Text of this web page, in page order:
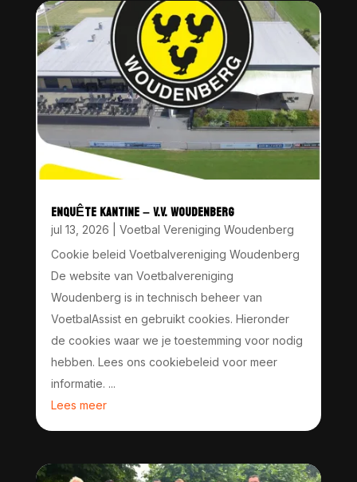
ENQUÊTE KANTINE – V.V. WOUDENBERG
jul 13, 2026
Voetbal Vereniging Woudenberg
Cookie beleid Voetbalvereniging Woudenberg
De website van Voetbalvereniging
Woudenberg is in technisch beheer van
VoetbalAssist en gebruikt cookies. Hieronder
de cookies waar we je toestemming voor nodig
hebben. Lees ons cookiebeleid voor meer
informatie. ...
Lees meer